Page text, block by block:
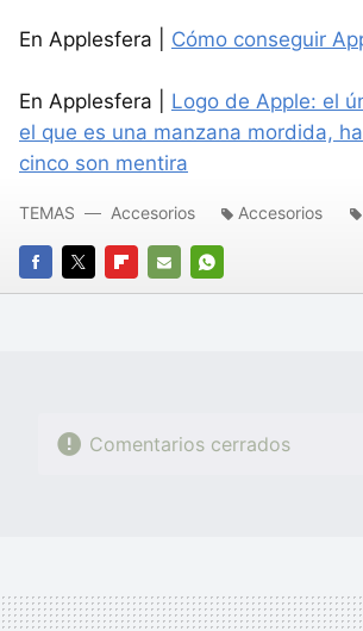
En Applesfera | Cómo conseguir
En Applesfera | Logo de Apple: el
el que es una manzana mordida,
cinco son mentira
FACEBOOK
TWITTERFLIPBOARD
E-
WHATSAPP
TEMAS Accesorios Accesorios
Comentarios cerrados